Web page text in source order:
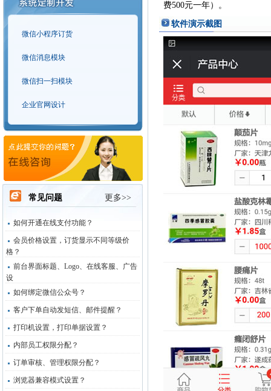
微信小程序订货
微信消息模块
微信扫一扫模块
企业官网设计
常见问题 更多>>
如何开通在线支付功能？
会员价格设置，订货显示不同等级价
格？
前台界面标题、Logo、在线客服、广告
设
如何绑定微信公众号？
客户下单自动发短信、邮件提醒？
打印机设置，打印单据设置？
内部员工权限分配？
订单审核、管理权限分配？
浏览器兼容模式设置？
费500元一年）。
软件演示截图